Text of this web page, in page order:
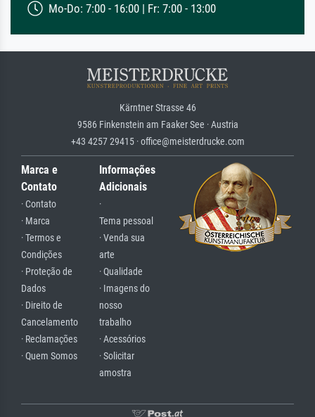
Mo-Do: 7:00 - 16:00 | Fr: 7:00 - 13:00
Kärntner Strasse 46
9586 Finkenstein am Faaker See · Austria
+43 4257 29415 · office@meisterdrucke.com
Marca e
Contato
· Contato
· Marca
· Termos e
Condições
· Proteção de
Dados
· Direito de
Cancelamento
· Reclamações
· Quem Somos
Informações
Adicionais
·
Tema pessoal
· Venda sua
arte
· Qualidade
· Imagens do
nosso
trabalho
· Acessórios
· Solicitar
amostra